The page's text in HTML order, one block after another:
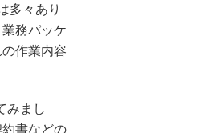
多々あり
務パッケ
作業内容
みまし
書などの